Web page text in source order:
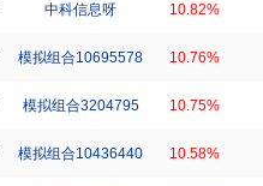
中科信息呀 10.82%
模拟组合10695578 10.76%
模拟组合3204795 10.75%
模拟组合10436440 10.58%